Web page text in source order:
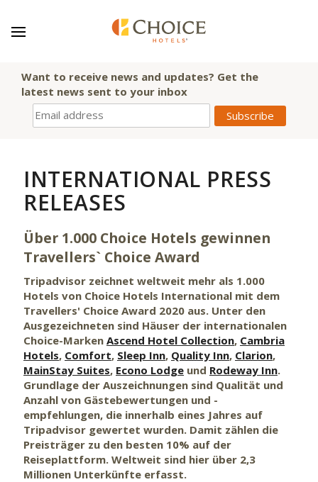
Want to receive news and updates? Get the
latest news sent to your inbox
INTERNATIONAL PRESS
RELEASES
Über 1.000 Choice Hotels gewinnen
Travellers` Choice Award
Tripadvisor zeichnet weltweit mehr als 1.000
Hotels von Choice Hotels International mit dem
Travellers' Choice Award 2020 aus. Unter den
Ausgezeichneten sind Häuser der internationalen
Choice-Marken Ascend Hotel Collection, Cambria
Hotels, Comfort, Sleep Inn, Quality Inn, Clarion,
MainStay Suites, Econo Lodge und Rodeway Inn.
Grundlage der Auszeichnungen sind Qualität und
Anzahl von Gästebewertungen und -
empfehlungen, die innerhalb eines Jahres auf
Tripadvisor gewertet wurden. Damit zählen die
Preisträger zu den besten 10% auf der
Reiseplattform. Weltweit sind hier über 2,3
Millionen Unterkünfte erfasst.